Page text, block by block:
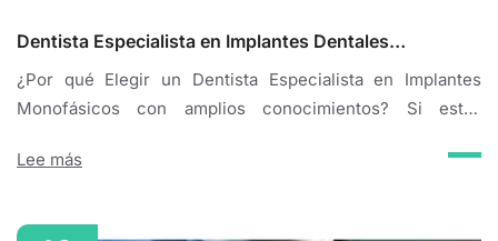
Dentista Especialista en Implantes Dentales
Monofásicos en CDMX
¿Por qué Elegir un Dentista Especialista en Implantes
Monofásicos con amplios conocimientos? Si estás
reemplazar dientes perdidos, los implantes
conveniente disponible hoy en día. En nuestra clínica
Lee más